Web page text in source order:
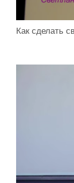
Как сделать